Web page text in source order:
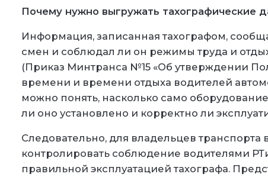
Почему нужно выгружать тахографические
Информация, записанная тахографом,
смен и соблюдал ли он режимы труда и
(Приказ Минтранса №15 «Об утверждении
времени и времени отдыха водителей
можно понять, насколько само
ли оно установлено и корректно ли
Следовательно, для владельцев транспорта
контролировать соблюдение водителями
правильной эксплуатацией тахографа.